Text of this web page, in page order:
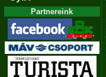
Partnereink